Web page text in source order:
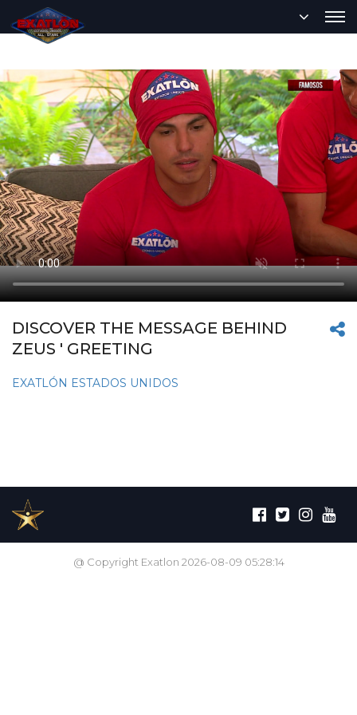
DISCOVER THE MESSAGE BEHIND
ZEUS ' GREETING
EXATLÓN ESTADOS UNIDOS
@ Copyright Exatlon 2026-08-09 05:28:14